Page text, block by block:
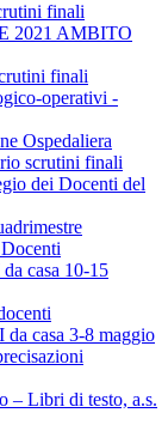
finali
2021 AMBITO
finali
operativi -
Ospedaliera
scrutini finali
dei Docenti del
casa 10-15
casa 3-8 maggio
– Libri di testo, a.s.